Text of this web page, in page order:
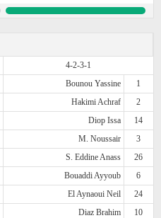
4-2-3-1
Bounou Yassine
1
Hakimi Achraf
2
Diop Issa
14
M. Noussair
3
S. Eddine Anass
26
Bouaddi Ayyoub
6
El Aynaoui Neil
24
Diaz Brahim
10